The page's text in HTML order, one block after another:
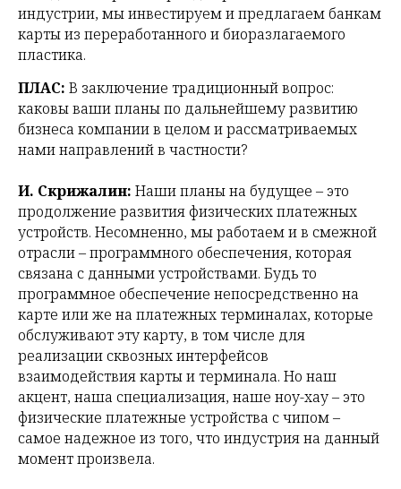
индустрии, мы инвестируем и предлагаем банкам
карты из переработанного и биоразлагаемого
пластика.
ПЛАС: В заключение традиционный вопрос:
каковы ваши планы по дальнейшему развитию
бизнеса компании в целом и рассматриваемых
нами направлений в частности?
И. Скрижалин: Наши планы на будущее – это
продолжение развития физических платежных
устройств. Несомненно, мы работаем и в смежной
отрасли – программного обеспечения, которая
связана с данными устройствами. Будь то
программное обеспечение непосредственно на
карте или же на платежных терминалах, которые
обслуживают эту карту, в том числе для
реализации сквозных интерфейсов
взаимодействия карты и терминала. Но наш
акцент, наша специализация, наше ноу-хау – это
физические платежные устройства с чипом –
самое надежное из того, что индустрия на данный
момент произвела.